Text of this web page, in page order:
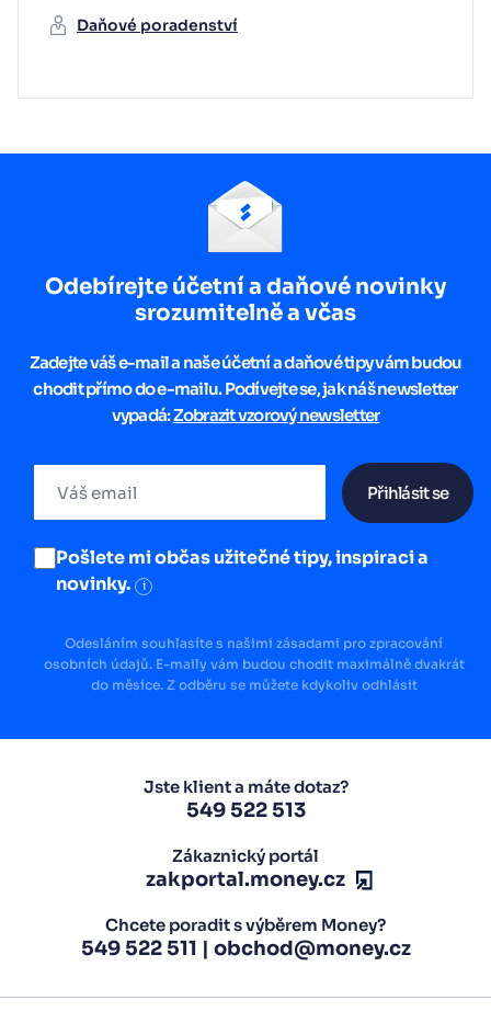
Daňové poradenství
Odebírejte účetní a daňové novinky
srozumitelně a včas
Zadejte váš e-mail a naše účetní a daňové tipy vám budou
chodit přímo do e-mailu. Podívejte se, jak náš newsletter
vypadá:Zobrazit vzorový newsletter
Přihlásit se
Pošlete mi občas užitečné tipy, inspiraci a
novinky.
i
Odesláním souhlasíte s našimi zásadami pro zpracování
osobních údajů. E-maily vám budou chodit maximálně dvakrát
do měsíce. Z odběru se můžete kdykoliv odhlásit
Jste klient a máte dotaz?
549 522 513
Zákaznický portál
zakportal.money.cz
Chcete poradit s výběrem Money?
549 522 511 | obchod@money.cz